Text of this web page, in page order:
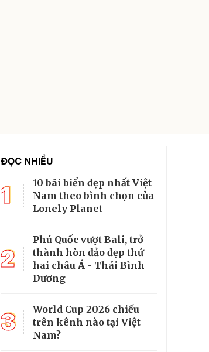
ĐỌC NHIỀU
1
10 bãi biển đẹp nhất Việt
Nam theo bình chọn của
Lonely Planet
2
Phú Quốc vượt Bali, trở
thành hòn đảo đẹp thứ
hai châu Á - Thái Bình
Dương
3
World Cup 2026 chiếu
trên kênh nào tại Việt
Nam?